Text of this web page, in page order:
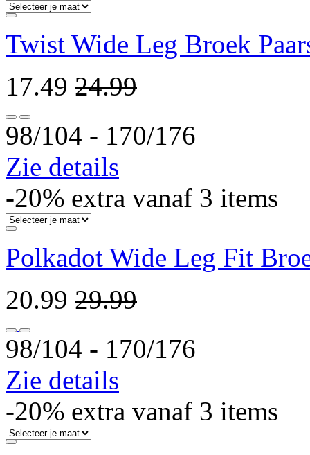
Twist Wide Leg Broek
17.49 24.99
98/104 ‐ 170/176
Zie details
-20% extra vanaf 3 items
Polkadot Wide Leg Fit
20.99 29.99
98/104 ‐ 170/176
Zie details
-20% extra vanaf 3 items